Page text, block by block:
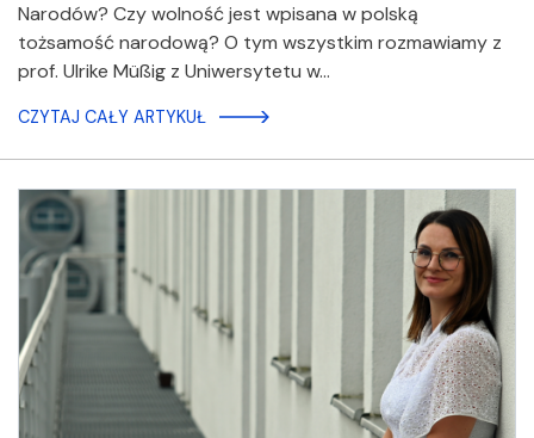
Narodów? Czy wolność jest wpisana w polską
tożsamość narodową? O tym wszystkim rozmawiamy z
prof. Ulrike Müßig z Uniwersytetu w…
CZYTAJ CAŁY ARTYKUŁ